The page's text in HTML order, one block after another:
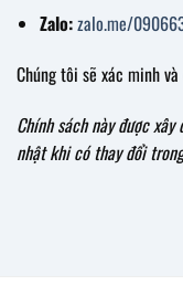
Zalo:zalo.me/
Chúng tôi sẽ xác minh
Chính sách này được
nhật khi có thay đổi